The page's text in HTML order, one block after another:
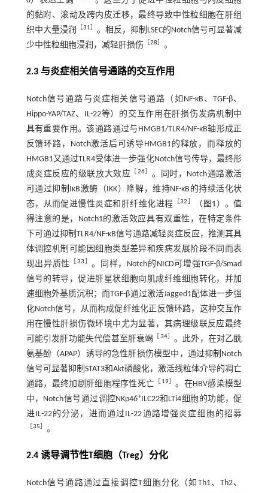
的黏附、滚动及跨内皮迁移，最终导致中性粒细胞在肝组
织中大量浸润
31
。相反，抑制LSEC的Notch信号可显著减
少中性粒细胞浸润，减轻肝损伤
28 。
2.3 与炎症相关信号通路的交互作用
Notch信号通路与炎症相关信号通路（如NF-κB、TGF-β、
Hippo-YAP/TAZ、IL-22等）的交互作用在肝损伤发病机制中
具有重要作用。该通路通过与HMGB1/TLR4/NF-κB轴形成正
反馈环路，Notch激活后可诱导HMGB1的释放，而释放的
HMGB1又通过TLR4受体进一步强化Notch信号传导，最终形
成炎症反应的级联放大效应
26］ 。同时，Notch通路激活
可通过抑制IκB激酶（IKK）降解，维持NF-κB的持续活化状
态，从而促进慢性炎症和肝纤维化进程 ［32 （ 图1）。值
得注意的是，Notch1的激活效应具有双重性，在特定条件
下可通过抑制TLR4/NF-κB信号通路减轻炎症反应，推测其具
体调控机制可能因细胞类型差异和疾病发展阶段不同而表
现出异质性
33
。同样，Notch的NICD可增强TGF-β/Smad
信号的转导，促进肝星状细胞向肌成纤维细胞转化，并加
速细胞外基质沉积；而TGF-β通过激活Jagged1配体进一步强
化Notch信号，从而构成促纤维化正反馈环路，这种交互作
用在慢性肝损伤微环境中尤为显著，其病理级联反应最终
可能引发肝功能失代偿甚至肝衰竭
34］ 。此外，在对乙酰
氨基酚（APAP）诱导的急性肝损伤模型中，通过抑制Notch
信号可显著抑制STAT3和Akt磷酸化，激活线粒体介导的凋亡
通路，最终加剧肝细胞程序性死亡
19］ 。在HBV感染模型
中，Notch信号通过调控NKp46+ILC22和LTi4细胞的功能，促
进IL-22的分泌，进而通过IL-22通路增强炎症细胞的招募
35 。
2.4 诱导调节性T细胞（Treg）分化
Notch信号通路通过直接调控T细胞分化（如Th1、Th2、